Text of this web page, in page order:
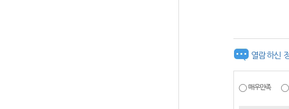
열람하신
매우만족